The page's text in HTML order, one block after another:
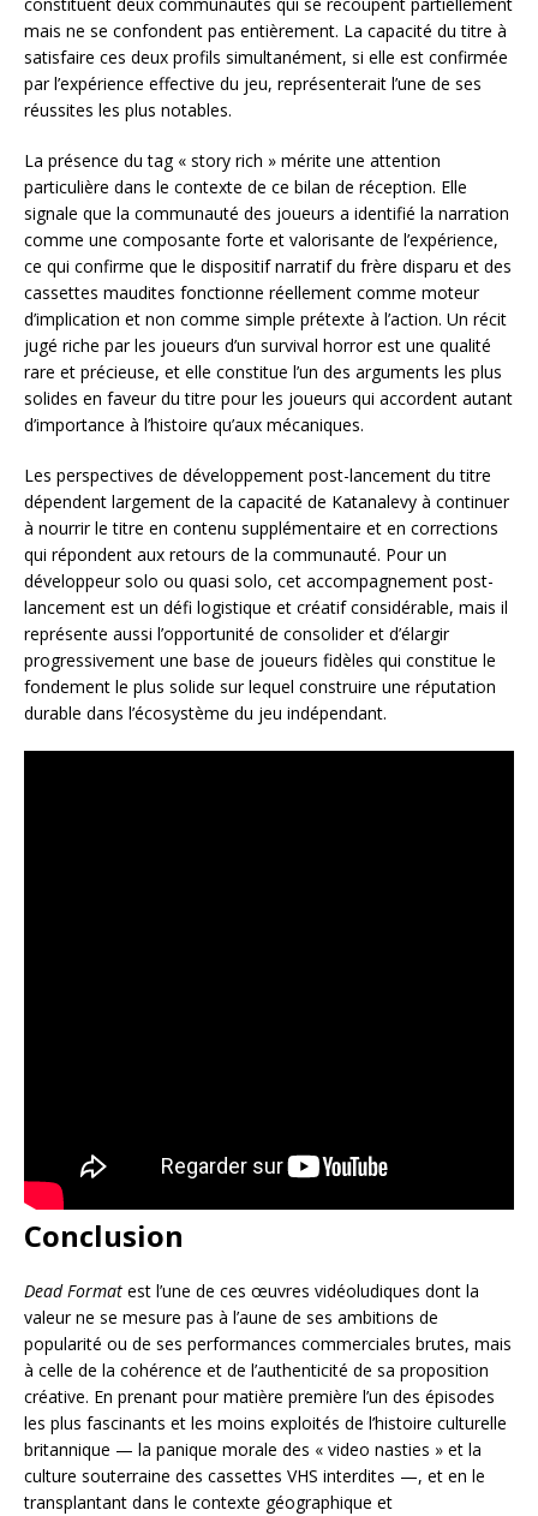
constituent deux communautés qui se recoupent partiellement
mais ne se confondent pas entièrement. La capacité du titre à
satisfaire ces deux profils simultanément, si elle est confirmée
par l’expérience effective du jeu, représenterait l’une de ses
réussites les plus notables.
La présence du tag « story rich » mérite une attention
particulière dans le contexte de ce bilan de réception. Elle
signale que la communauté des joueurs a identifié la narration
comme une composante forte et valorisante de l’expérience,
ce qui confirme que le dispositif narratif du frère disparu et des
cassettes maudites fonctionne réellement comme moteur
d’implication et non comme simple prétexte à l’action. Un récit
jugé riche par les joueurs d’un survival horror est une qualité
rare et précieuse, et elle constitue l’un des arguments les plus
solides en faveur du titre pour les joueurs qui accordent autant
d’importance à l’histoire qu’aux mécaniques.
Les perspectives de développement post-lancement du titre
dépendent largement de la capacité de Katanalevy à continuer
à nourrir le titre en contenu supplémentaire et en corrections
qui répondent aux retours de la communauté. Pour un
développeur solo ou quasi solo, cet accompagnement post-
lancement est un défi logistique et créatif considérable, mais il
représente aussi l’opportunité de consolider et d’élargir
progressivement une base de joueurs fidèles qui constitue le
fondement le plus solide sur lequel construire une réputation
durable dans l’écosystème du jeu indépendant.
Conclusion
Dead Format est l’une de ces œuvres vidéoludiques dont la
valeur ne se mesure pas à l’aune de ses ambitions de
popularité ou de ses performances commerciales brutes, mais
à celle de la cohérence et de l’authenticité de sa proposition
créative. En prenant pour matière première l’un des épisodes
les plus fascinants et les moins exploités de l’histoire culturelle
britannique — la panique morale des « video nasties » et la
culture souterraine des cassettes VHS interdites —, et en le
transplantant dans le contexte géographique et